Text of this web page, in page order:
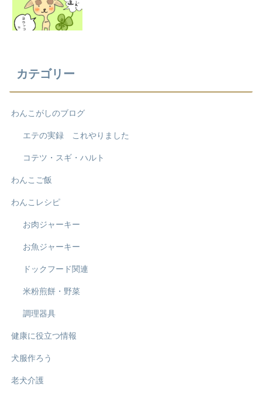
カテゴリー
わんこがしのブログ
エテの実録 これやりました
コテツ・スギ・ハルト
わんこご飯
わんこレシピ
お肉ジャーキー
お魚ジャーキー
ドックフード関連
米粉煎餅・野菜
調理器具
健康に役立つ情報
犬服作ろう
老犬介護